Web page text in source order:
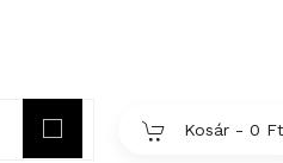
Kosár - 0 Ft